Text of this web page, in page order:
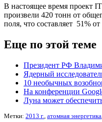
В настоящее время проект
произвели 420 тонн от
поля, что составляет 51%
Еще по этой теме
Президент РФ
Ядерный
10 необычных
На конференции
Луна может
Метки: 2013 г. атомная энергетика